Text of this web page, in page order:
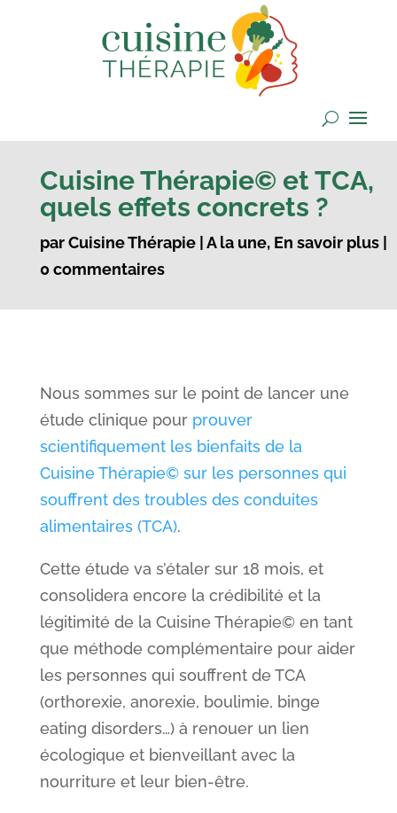
Cuisine Thérapie© et TCA,
quels effets concrets ?
parCuisine Thérapie| A la une, En savoir plus|
0 commentaires
Nous sommes sur le point de lancer une
étude clinique pour prouver
scientifiquement les bienfaits de la
Cuisine Thérapie© sur les personnes qui
souffrent des troubles des conduites
alimentaires (TCA).
Cette étude va s’étaler sur 18 mois, et
consolidera encore la crédibilité et la
légitimité de la Cuisine Thérapie© en tant
que méthode complémentaire pour aider
les personnes qui souffrent de TCA
(orthorexie, anorexie, boulimie, binge
eating disorders…) à renouer un lien
écologique et bienveillant avec la
nourriture et leur bien-être.